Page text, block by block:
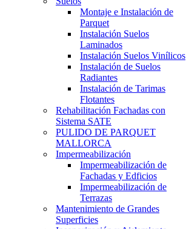
Montaje e Instalación de
Parquet
Instalación Suelos
Laminados
Instalación Suelos Vinílicos
Instalación de Suelos
Radiantes
Instalación de Tarimas
Flotantes
Rehabilitación Fachadas con
Sistema SATE
PULIDO DE PARQUET
MALLORCA
Impermeabilización
Impermeabilización de
Fachadas y Edficios
Impermeabilización de
Terrazas
Mantenimiento de Grandes
Superficies